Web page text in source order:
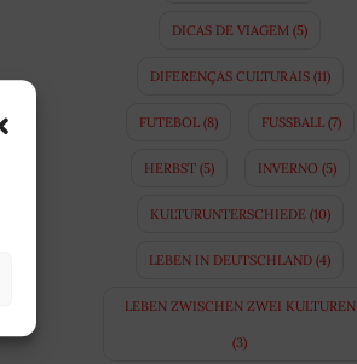
DICAS DE VIAGEM (5)
DIFERENÇAS CULTURAIS(11)
FUTEBOL(8) FUSSBALL (7)
HERBST(5) INVERNO (5)
KULTURUNTERSCHIEDE(10)
LEBEN IN DEUTSCHLAND (4)
LEBEN ZWISCHEN ZWEI KULTUREN
(3)